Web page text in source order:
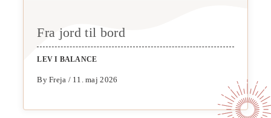
Fra jord til bord
LEV I BALANCE
By Freja / 11. maj 2026